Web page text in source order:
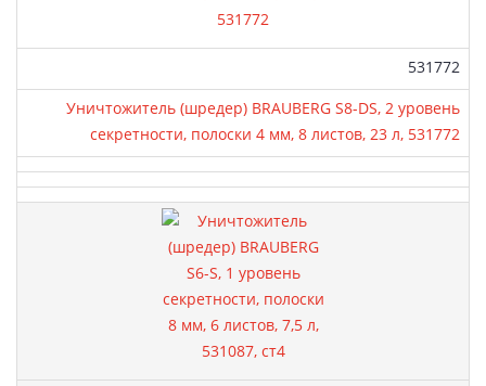
Артикул:
531772
Уничтожитель (шредер) BRAUBERG S8-DS, 2 уровень
секретности, полоски 4 мм, 8 листов, 23 л, 531772